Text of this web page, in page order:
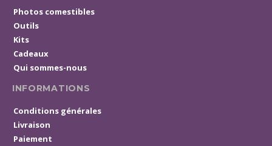
Photos comestibles
Outils
Kits
Cadeaux
Qui sommes-nous
INFORMATIONS
Conditions générales
Livraison
Paiement